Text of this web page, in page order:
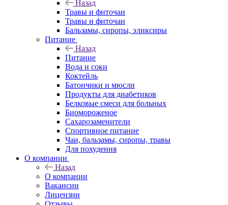
Назад
Травы и фиточаи
Травы и фиточаи
Бальзамы, сиропы, эликсиры
Питание
Назад
Питание
Вода и соки
Коктейль
Батончики и мюсли
Продукты для диабетиков
Белковые смеси для больных
Биомороженое
Сахарозаменители
Спортивное питание
Чаи, бальзамы, сиропы, травы
Для похудения
О компании
Назад
О компании
Вакансии
Лицензии